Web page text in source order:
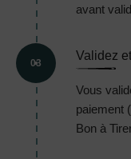
avant
03
Validez
Vous
paiement
Bon à